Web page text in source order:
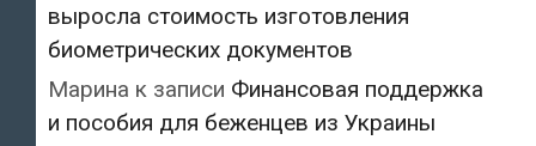
выросла стоимость изготовления
биометрических документов
Марина к записи Финансовая поддержка
и пособия для беженцев из Украины